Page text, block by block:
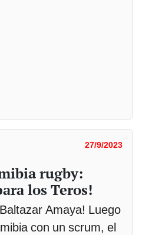
27/9/2023
rugby:
los Teros!
Amaya! Luego
con un scrum, el